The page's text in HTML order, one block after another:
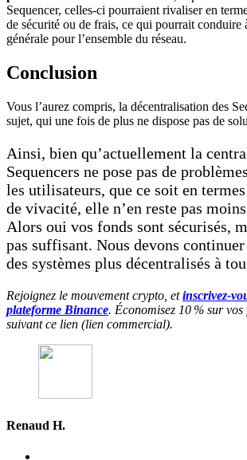
Sequencer, celles-ci pourraient rivaliser en
de sécurité ou de frais, ce qui pourrait conduire
générale pour l’ensemble du réseau.
Conclusion
Vous l’aurez compris, la décentralisation des
sujet, qui une fois de plus ne dispose pas de
Ainsi, bien qu’actuellement la
Sequencers ne pose pas de
les utilisateurs, que ce soit en
de vivacité, elle n’en reste pas
Alors oui vos fonds sont sécurisés,
pas suffisant. Nous devons
des systèmes plus décentralisés à
Rejoignez le mouvement crypto, etinscrivez-
plateforme Binance. Économisez 10 % sur
suivant ce lien (lien commercial).
Renaud H.